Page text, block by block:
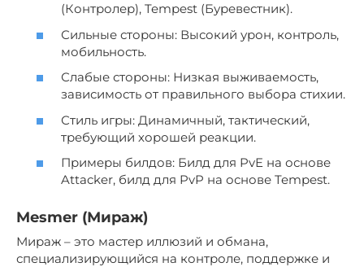
(Контролер), Tempest (Буревестник).
Сильные стороны: Высокий урон, контроль,
мобильность.
Слабые стороны: Низкая выживаемость,
зависимость от правильного выбора стихии.
Стиль игры: Динамичный, тактический,
требующий хорошей реакции.
Примеры билдов: Билд для PvE на основе
Attacker, билд для PvP на основе Tempest.
Mesmer (Мираж)
Мираж – это мастер иллюзий и обмана,
специализирующийся на контроле, поддержке и